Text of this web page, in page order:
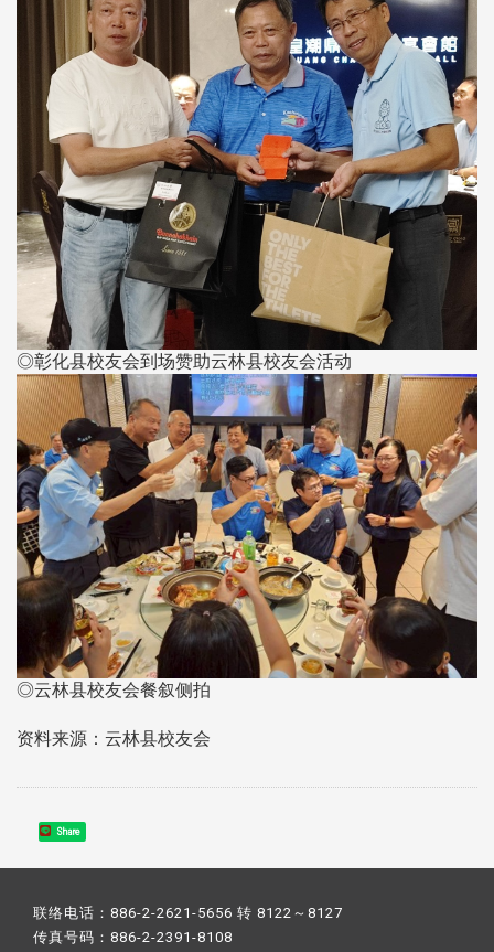
◎彰化县校友会到场赞助云林县校友会活动
◎云林县校友会餐叙侧拍
资料来源：云林县校友会
Share
联络电话：886-2-2621-5656 转 8122～8127
传真号码：886-2-2391-8108